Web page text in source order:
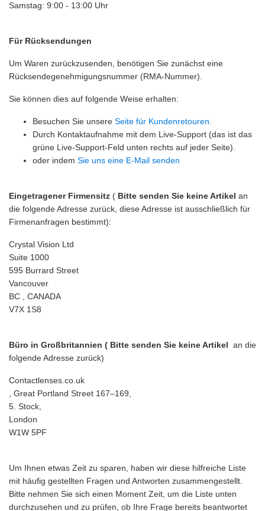
Samstag: 9:00 - 13:00 Uhr
Für Rücksendungen
Um Waren zurückzusenden, benötigen Sie zunächst eine
Rücksendegenehmigungsnummer (RMA-Nummer).
Sie können dies auf folgende Weise erhalten:
Besuchen Sie unsere Seite für Kundenretouren.
Durch Kontaktaufnahme mit dem Live-Support (das ist das
grüne Live-Support-Feld unten rechts auf jeder Seite).
oder indem Sie uns eine E-Mail senden
Eingetragener Firmensitz ( Bitte senden Sie keine Artikel an
die folgende Adresse zurück, diese Adresse ist ausschließlich für
Firmenanfragen bestimmt):
Crystal Vision Ltd
Suite 1000
595 Burrard Street
Vancouver
BC , CANADA
V7X 1S8
Büro in Großbritannien ( Bitte senden Sie keine Artikel an die
folgende Adresse zurück)
Contactlenses.co.uk
, Great Portland Street 167–169,
5. Stock,
London
W1W 5PF
Um Ihnen etwas Zeit zu sparen, haben wir diese hilfreiche Liste
mit häufig gestellten Fragen und Antworten zusammengestellt.
Bitte nehmen Sie sich einen Moment Zeit, um die Liste unten
durchzusehen und zu prüfen, ob Ihre Frage bereits beantwortet